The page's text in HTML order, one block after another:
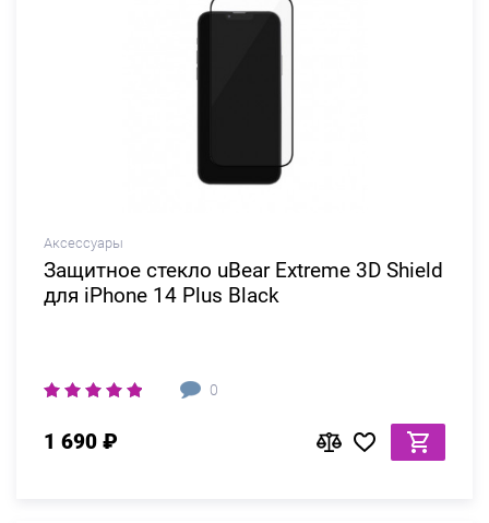
Аксессуары
Защитное стекло uBear Extreme 3D Shield
для iPhone 14 Plus Black
0
1 690 ₽